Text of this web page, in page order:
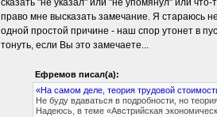
сказать "не указал" или "не упомянул" или
право мне высказать замечание. Я стараюсь
одной простой причине - наш спор утонет в
тонуть, если Вы это замечаете...
Ефремов писал(а):
«На самом деле, теория трудовой
Не буду вдаваться в подробности, но
Надеюсь, в теме «Австрийская